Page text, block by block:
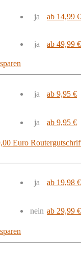
ja ab 14,99 €
ja ab 49,99 €
ja ab 9,95 €
ja ab 9,95 €
Euro
ja ab 19,98 €
nein ab 29,99 €